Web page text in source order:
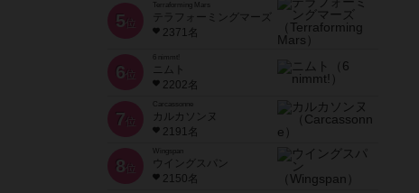
5 位
Terraforming Mars
テラフォーミングマーズ
2371名
6 位
ニムト
2202名
7 位
Carcassonne
カルカソンヌ
2191名
8 位
Wingspan
ウイングスパン
2150名